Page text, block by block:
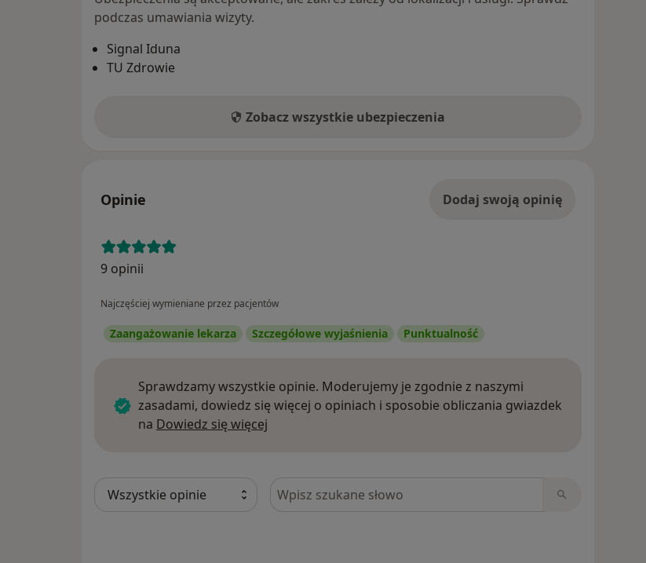
podczas umawiania wizyty.
Signal Iduna
TU Zdrowie
Zobacz wszystkie ubezpieczenia
Opinie Dodaj swoją opinię
9 opinii
Najczęściej wymieniane przez pacjentów
Zaangażowanie lekarza Szczegółowe wyjaśnienia Punktualność
Sprawdzamy wszystkie opinie. Moderujemy je zgodnie z naszymi
zasadami, dowiedz się więcej o opiniach i sposobie obliczania gwiazdek
na Dowiedz się więcej
Szukaj w opiniach